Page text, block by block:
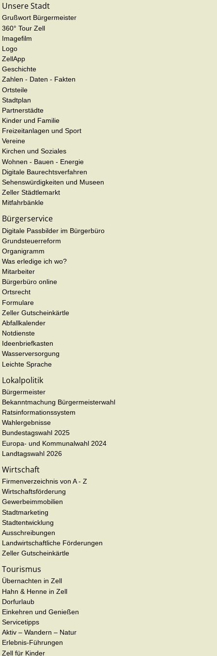
Unsere Stadt
Grußwort Bürgermeister
360° Tour Zell
Imagefilm
Logo
ZellApp
Geschichte
Zahlen - Daten - Fakten
Ortsteile
Stadtplan
Partnerstädte
Kinder und Familie
Freizeitanlagen und Sport
Vereine
Kirchen und Soziales
Wohnen - Bauen - Energie
Digitale Baurechtsverfahren
Sehenswürdigkeiten und Museen
Zeller Städtlemarkt
Mitfahrbänkle
Bürgerservice
Digitale Passbilder im Bürgerbüro
Grundsteuerreform
Organigramm
Was erledige ich wo?
Mitarbeiter
Bürgerbüro online
Ortsrecht
Formulare
Zeller Gutscheinkärtle
Abfallkalender
Notdienste
Ideenbriefkasten
Wasserversorgung
Leichte Sprache
Lokalpolitik
Bürgermeister
Bekanntmachung Bürgermeisterwahl
Ratsinformationssystem
Wahlergebnisse
Bundestagswahl 2025
Europa- und Kommunalwahl 2024
Landtagswahl 2026
Wirtschaft
Firmenverzeichnis von A - Z
Wirtschaftsförderung
Gewerbeimmobilien
Stadtmarketing
Stadtentwicklung
Ausschreibungen
Landwirtschaftliche Förderungen
Zeller Gutscheinkärtle
Tourismus
Übernachten in Zell
Hahn & Henne in Zell
Dorfurlaub
Einkehren und Genießen
Servicetipps
Aktiv – Wandern – Natur
Erlebnis-Führungen
Zell für Kinder